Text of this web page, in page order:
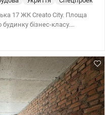
17 ЖК Creatо City. Площа
бізнес-класу.
яка чудово підійде як
дітками так і
бізнес-класу, усі
Інфраструктура ЖК: - 2
- Закрита
ID - Цілодобова охорона та